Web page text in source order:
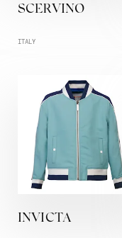
SCERVINO
ITALY
INVICTA